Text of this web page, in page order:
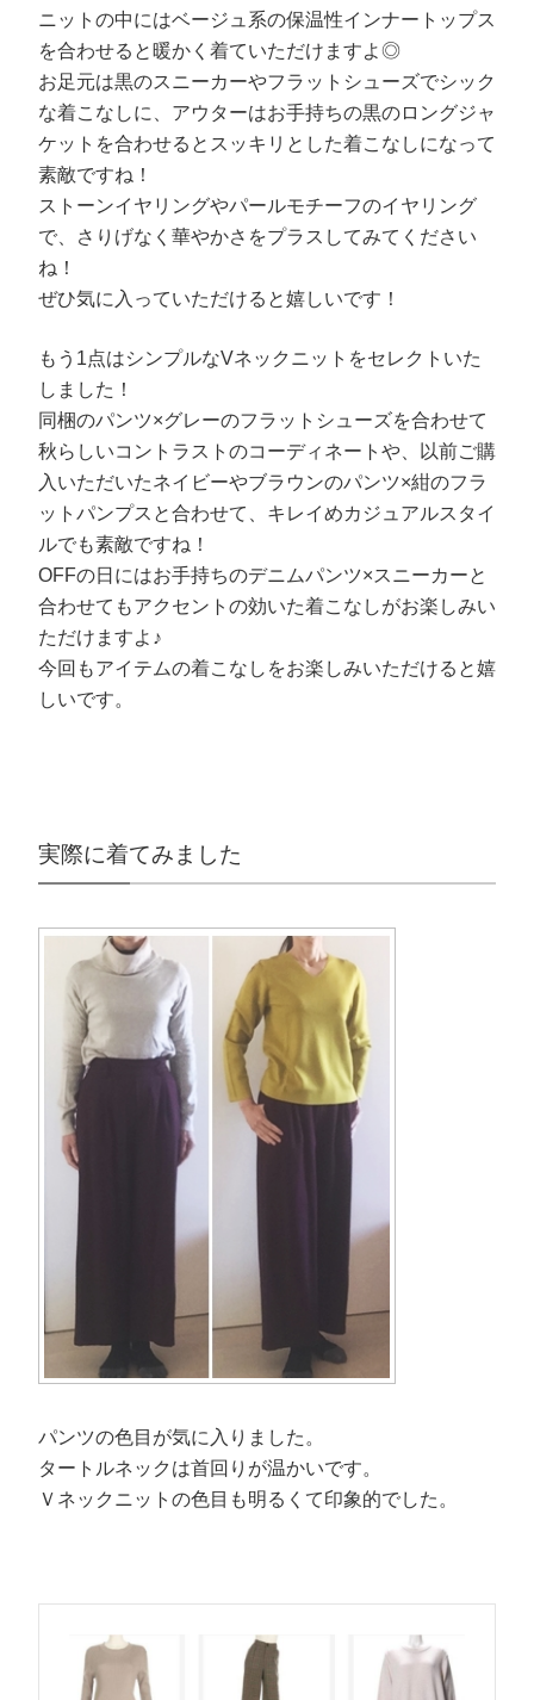
ニットの中にはベージュ系の保温性インナートップス
を合わせると暖かく着ていただけますよ◎
お足元は黒のスニーカーやフラットシューズでシック
な着こなしに、アウターはお手持ちの黒のロングジャ
ケットを合わせるとスッキリとした着こなしになって
素敵ですね！
ストーンイヤリングやパールモチーフのイヤリング
で、さりげなく華やかさをプラスしてみてください
ね！
ぜひ気に入っていただけると嬉しいです！
もう1点はシンプルなVネックニットをセレクトいた
しました！
同梱のパンツ×グレーのフラットシューズを合わせて
秋らしいコントラストのコーディネートや、以前ご購
入いただいたネイビーやブラウンのパンツ×紺のフラ
ットパンプスと合わせて、キレイめカジュアルスタイ
ルでも素敵ですね！
OFFの日にはお手持ちのデニムパンツ×スニーカーと
合わせてもアクセントの効いた着こなしがお楽しみい
ただけますよ♪
今回もアイテムの着こなしをお楽しみいただけると嬉
しいです。
実際に着てみました
パンツの色目が気に入りました。
タートルネックは首回りが温かいです。
Ｖネックニットの色目も明るくて印象的でした。